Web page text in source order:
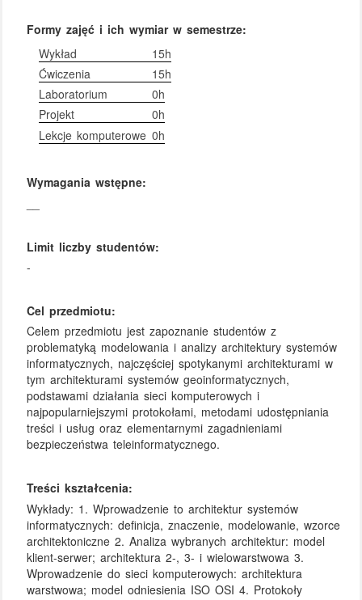
Formy zajęć i ich wymiar w semestrze:
Wykład
15h
Ćwiczenia
15h
Laboratorium
0h
Projekt
0h
Lekcje komputerowe 0h
Wymagania wstępne:
Limit liczby studentów:
-
Cel przedmiotu:
Celem przedmiotu jest zapoznanie studentów z
problematyką modelowania i analizy architektury systemów
informatycznych, najczęściej spotykanymi architekturami w
tym architekturami systemów geoinformatycznych,
podstawami działania sieci komputerowych i
najpopularniejszymi protokołami, metodami udostępniania
treści i usług oraz elementarnymi zagadnieniami
bezpieczeństwa teleinformatycznego.
Treści kształcenia:
Wykłady: 1. Wprowadzenie to architektur systemów
informatycznych: definicja, znaczenie, modelowanie, wzorce
architektoniczne 2. Analiza wybranych architektur: model
klient-serwer; architektura 2-, 3- i wielowarstwowa 3.
Wprowadzenie do sieci komputerowych: architektura
warstwowa; model odniesienia ISO OSI 4. Protokoły